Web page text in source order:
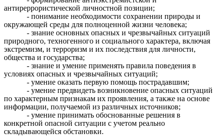
антиреррористической личностной позиции;
- понимание необходимости сохранении природы и
окружающей среды для полноценной жизни человека;
- знание основных опасных и чрезвычайных ситуаций
природного, техногенного и социального характера, включая
экстремизм, и терроризм и их последствия для личности,
общества и государства;
- знание и умение применять правила поведения в
условиях опасных и чрезвычайных ситуаций;
- умение оказать первую помощь пострадавшим;
- умение предвидеть возникновение опасных ситуаций
по характерным признакам их проявления, а также на основе
информации, получаемой из различных источников;
- умение принимать обоснованные решения в
конкретной опасной ситуации с учетом реально
складывающейся обстановки.